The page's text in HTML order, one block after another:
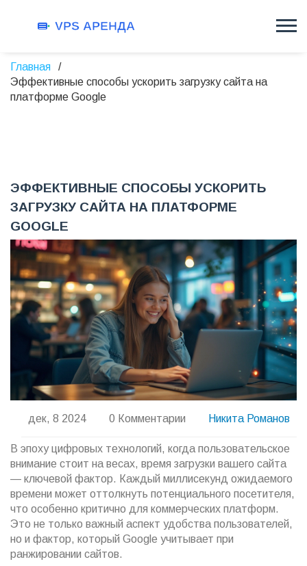
Главная
Эффективные способы ускорить загрузку сайта на
платформе Google
ЭФФЕКТИВНЫЕ СПОСОБЫ УСКОРИТЬ
ЗАГРУЗКУ САЙТА НА ПЛАТФОРМЕ
GOOGLE
дек, 8 2024 0 Комментарии Никита Романов
В эпоху цифровых технологий, когда пользовательское
внимание стоит на весах, время загрузки вашего сайта
— ключевой фактор. Каждый миллисекунд ожидаемого
времени может оттолкнуть потенциального посетителя,
что особенно критично для коммерческих платформ.
Это не только важный аспект удобства пользователей,
но и фактор, который Google учитывает при
ранжировании сайтов.